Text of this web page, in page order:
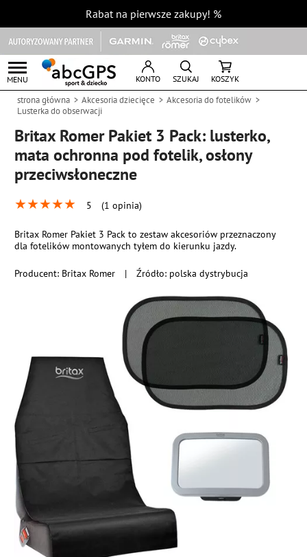
Rabat na pierwsze zakupy! %
MENU KONTO SZUKAJ KOSZYK
strona główna Akcesoria dziecięce
Akcesoria do fotelików
Lusterka do obserwacji
Britax Romer Pakiet 3 Pack: lusterko,
mata ochronna pod fotelik, osłony
przeciwsłoneczne
★★★★★ 5 (1 opinia)
Producent: Britax Romer | Źródło: polska dystrybucja
Britax Romer Pakiet 3 Pack to zestaw akcesoriów przeznaczony
dla fotelików montowanych tyłem do kierunku jazdy.